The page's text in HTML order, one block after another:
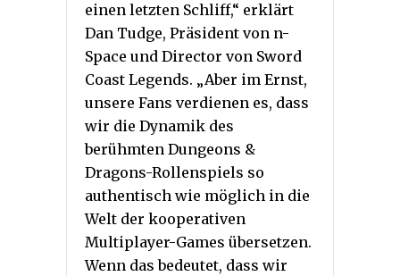
einen letzten Schliff,“ erklärt
Dan Tudge, Präsident von n-
Space und Director von Sword
Coast Legends. „Aber im Ernst,
unsere Fans verdienen es, dass
wir die Dynamik des
berühmten Dungeons &
Dragons-Rollenspiels so
authentisch wie möglich in die
Welt der kooperativen
Multiplayer-Games übersetzen.
Wenn das bedeutet, dass wir